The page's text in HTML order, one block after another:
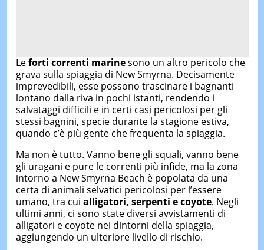
Leforti correnti marinesono un altro pericolo che
grava sulla spiaggia di New Smyrna. Decisamente
imprevedibili, esse possono trascinare i bagnanti
lontano dalla riva in pochi istanti, rendendo i
salvataggi difficili e in certi casi pericolosi per gli
stessi bagnini, specie durante la stagione estiva,
quando c’è più gente che frequenta la spiaggia.
Ma non è tutto. Vanno bene gli squali, vanno bene
gli uragani e pure le correnti più infide, ma la zona
intorno a New Smyrna Beach è popolata da una
certa di animali selvatici pericolosi per l’essere
umano, tra cui alligatori, serpenti e coyote. Negli
ultimi anni, ci sono state diversi avvistamenti di
alligatori e coyote nei dintorni della spiaggia,
aggiungendo un ulteriore livello di rischio.